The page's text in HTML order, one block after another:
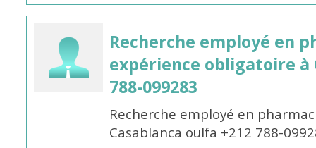
Recherche employé en
expérience obligatoire à
788-099283
Recherche employé en
Casablanca oulfa +212 788-